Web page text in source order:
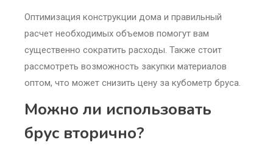
Оптимизация конструкции дома и правильный
расчет необходимых объемов помогут вам
существенно сократить расходы. Также стоит
рассмотреть возможность закупки материалов
оптом, что может снизить цену за кубометр бруса.
Можно ли использовать
брус вторично?